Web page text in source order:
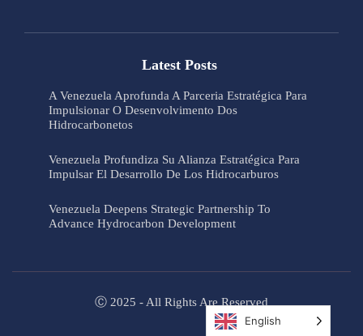
Latest Posts
A Venezuela Aprofunda A Parceria Estratégica Para
Impulsionar O Desenvolvimento Dos
Hidrocarbonetos
Venezuela Profundiza Su Alianza Estratégica Para
Impulsar El Desarrollo De Los Hidrocarburos
Venezuela Deepens Strategic Partnership To
Advance Hydrocarbon Development
Ⓒ 2025 - All Rights Are Reserved
English